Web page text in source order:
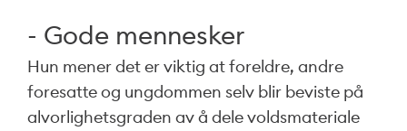
- Gode mennesker
Hun mener det er viktig at foreldre, andre
foresatte og ungdommen selv blir beviste på
alvorlighetsgraden av å dele voldsmateriale